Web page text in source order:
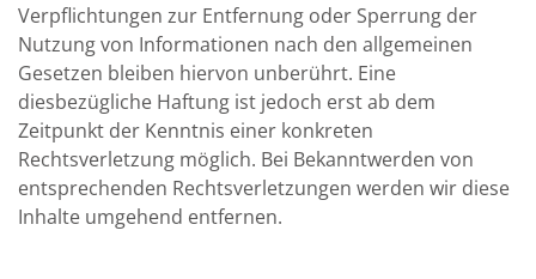
Verpflichtungen zur Entfernung oder Sperrung der
Nutzung von Informationen nach den allgemeinen
Gesetzen bleiben hiervon unberührt. Eine
diesbezügliche Haftung ist jedoch erst ab dem
Zeitpunkt der Kenntnis einer konkreten
Rechtsverletzung möglich. Bei Bekanntwerden von
entsprechenden Rechtsverletzungen werden wir diese
Inhalte umgehend entfernen.